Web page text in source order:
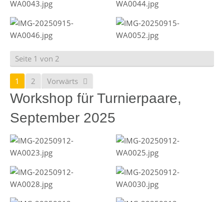
Seite 1 von 2
1 2 Vorwärts
Workshop für Turnierpaare,
September 2025